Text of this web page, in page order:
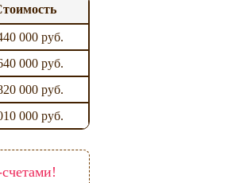
000 руб.
000 руб.
000 руб.
000 руб.